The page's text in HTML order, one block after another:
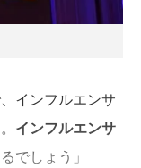
インフルエンサ
インフルエンサ
でしょう」